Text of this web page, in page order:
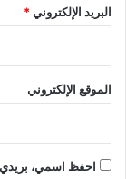
البريد الإلكتروني*
الموقع الإلكتروني
احفظ اسمي، بريدي